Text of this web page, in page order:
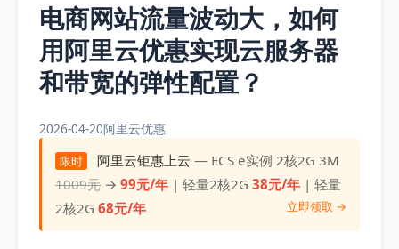
电商网站流量波动大，如何
用阿里云优惠实现云服务器
和带宽的弹性配置？
2026-04-20阿里云优惠
限时 阿里云钜惠上云 — ECS e实例 2核2G 3M
1009元 →99元/年 | 轻量2核2G38元/年 | 轻量
2核2G68元/年 立即领取 →